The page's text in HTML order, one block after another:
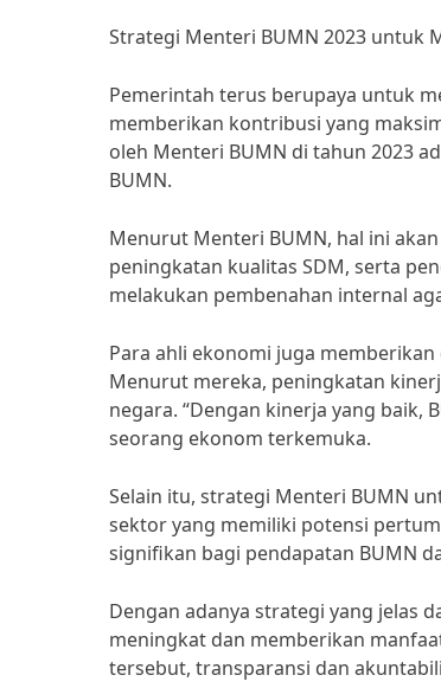
Strategi Menteri BUMN 2023 untuk
Pemerintah terus berupaya untuk
memberikan kontribusi yang
oleh Menteri BUMN di tahun 2023
BUMN.
Menurut Menteri BUMN, hal ini
peningkatan kualitas SDM, serta
melakukan pembenahan internal
Para ahli ekonomi juga
Menurut mereka, peningkatan
negara. “Dengan kinerja yang baik,
seorang ekonom terkemuka.
Selain itu, strategi Menteri BUMN
sektor yang memiliki potensi
signifikan bagi pendapatan BUMN
Dengan adanya strategi yang jelas
meningkat dan memberikan
tersebut, transparansi dan